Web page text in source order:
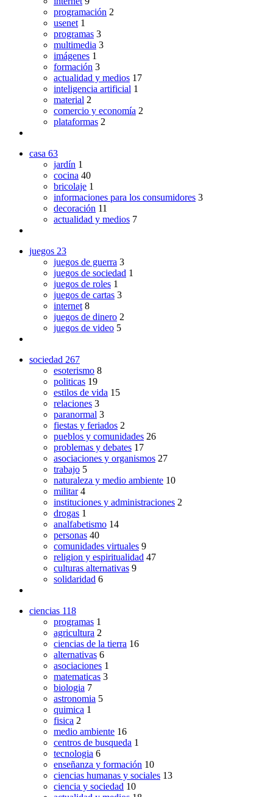
programación 2
usenet 1
programas 3
multimedia 3
imágenes 1
formación 3
actualidad y medios 17
inteligencia artificial 1
material 2
comercio y economía 2
plataformas 2
casa 63
jardín 1
cocina 40
bricolaje 1
informaciones para los consumidores 3
decoración 11
actualidad y medios 7
juegos 23
juegos de guerra 3
juegos de sociedad 1
juegos de roles 1
juegos de cartas 3
internet 8
juegos de dinero 2
juegos de video 5
sociedad 267
esoterismo 8
politicas 19
estilos de vida 15
relaciones 3
paranormal 3
fiestas y feriados 2
pueblos y comunidades 26
problemas y debates 17
asociaciones y organismos 27
trabajo 5
naturaleza y medio ambiente 10
militar 4
instituciones y administraciones 2
drogas 1
analfabetismo 14
personas 40
comunidades virtuales 9
religion y espiritualidad 47
culturas alternativas 9
solidaridad 6
ciencias 118
programas 1
agricultura 2
ciencias de la tierra 16
alternativas 6
asociaciones 1
matematicas 3
biologia 7
astronomia 5
quimica 1
fisica 2
medio ambiente 16
centros de busqueda 1
tecnologia 6
enseñanza y formación 10
ciencias humanas y sociales 13
ciencia y sociedad 10